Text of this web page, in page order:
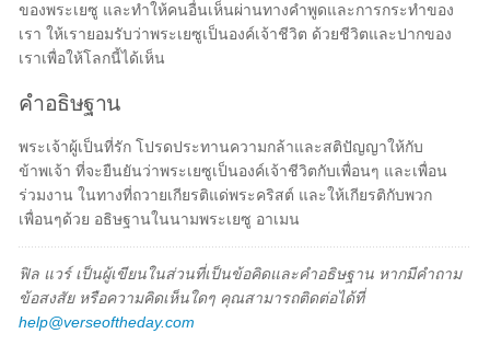
ของพระเยซู และทำให้คนอื่นเห็นผ่านทางคำพูดและการกระทำของ
เรา ให้เรายอมรับว่าพระเยซูเป็นองค์เจ้าชีวิต ด้วยชีวิตและปากของ
เราเพื่อให้โลกนี้ได้เห็น
คำอธิษฐาน
พระเจ้าผู้เป็นที่รัก โปรดประทานความกล้าและสติปัญญาให้กับ
ข้าพเจ้า ที่จะยืนยันว่าพระเยซูเป็นองค์เจ้าชีวิตกับเพื่อนๆ และเพื่อน
ร่วมงาน ในทางที่ถวายเกียรติแด่พระคริสต์ และให้เกียรติกับพวก
เพื่อนๆด้วย อธิษฐานในนามพระเยซู อาเมน
ฟิล แวร์ เป็นผู้เขียนในส่วนที่เป็นข้อคิดและคำอธิษฐาน หากมีคำถาม
ข้อสงสัย หรือความคิดเห็นใดๆ คุณสามารถติดต่อได้ที่
help@verseoftheday.com